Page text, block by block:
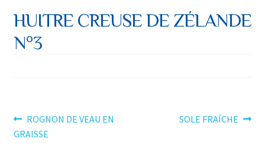
PRODUITS
Ouvrir
ESPACE TRAITEUR
enfant
HUITRE CREUSE DE ZÉLANDE
N°3
Navigation
Article
précédent :
ROGNON DE VEAU EN
GRAISSE
Article
SOLE FRAÎCHE